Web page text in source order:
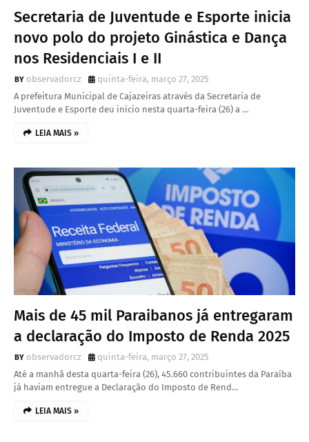
Secretaria de Juventude e Esporte inicia
novo polo do projeto Ginástica e Dança
nos Residenciais I e II
observadorcz
quinta-feira, março 27, 2025
A prefeitura Municipal de Cajazeiras através da Secretaria de
Juventude e Esporte deu início nesta quarta-feira (26) a …
LEIA MAIS »
Mais de 45 mil Paraibanos já entregaram
a declaração do Imposto de Renda 2025
observadorcz
quinta-feira, março 27, 2025
Até a manhã desta quarta-feira (26), 45.660 contribuintes da Paraíba
já haviam entregue a Declaração do Imposto de Rend…
LEIA MAIS »